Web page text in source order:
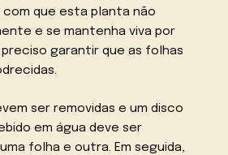
que esta planta não
e se mantenha viva por
preciso garantir que as folhas
ser removidas e um disco
em água deve ser
folha e outra. Em seguida,